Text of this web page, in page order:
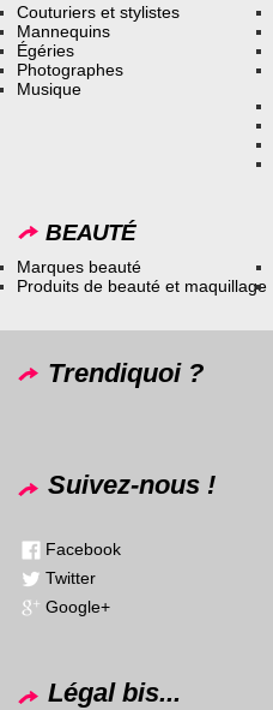
Couturiers et stylistes
Mannequins
Égéries
Photographes
Musique
BEAUTÉ
Marques beauté
Produits de beauté et maquillage
Trendiquoi ?
Suivez-nous !
Facebook
Twitter
Google+
Légal bis...